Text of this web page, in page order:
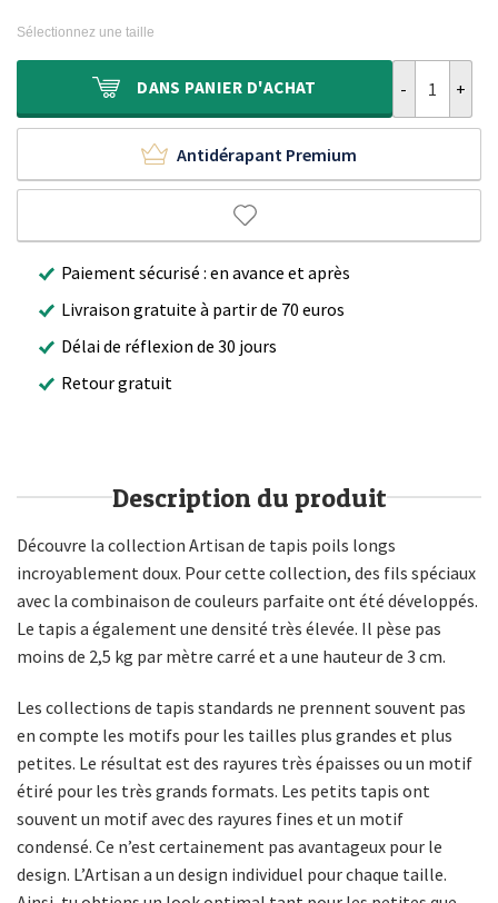
300,00 €.
209,90 €.
Sélectionnez une taille
DANS PANIER D'ACHAT
Antidérapant Premium
Paiement sécurisé : en avance et après
Livraison gratuite à partir de 70 euros
Délai de réflexion de 30 jours
Retour gratuit
Description du produit
Découvre la collection Artisan de tapis poils longs
incroyablement doux. Pour cette collection, des fils spéciaux
avec la combinaison de couleurs parfaite ont été développés.
Le tapis a également une densité très élevée. Il pèse pas
moins de 2,5 kg par mètre carré et a une hauteur de 3 cm.
Les collections de tapis standards ne prennent souvent pas
en compte les motifs pour les tailles plus grandes et plus
petites. Le résultat est des rayures très épaisses ou un motif
étiré pour les très grands formats. Les petits tapis ont
souvent un motif avec des rayures fines et un motif
condensé. Ce n’est certainement pas avantageux pour le
design. L’Artisan a un design individuel pour chaque taille.